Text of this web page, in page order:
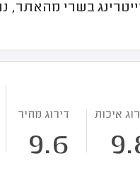
בשרי
איכות דירוג מחיר
9.6